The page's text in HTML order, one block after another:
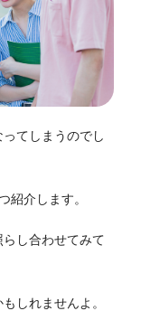
てしまうのでし
紹介します。
し合わせてみて
しれませんよ。